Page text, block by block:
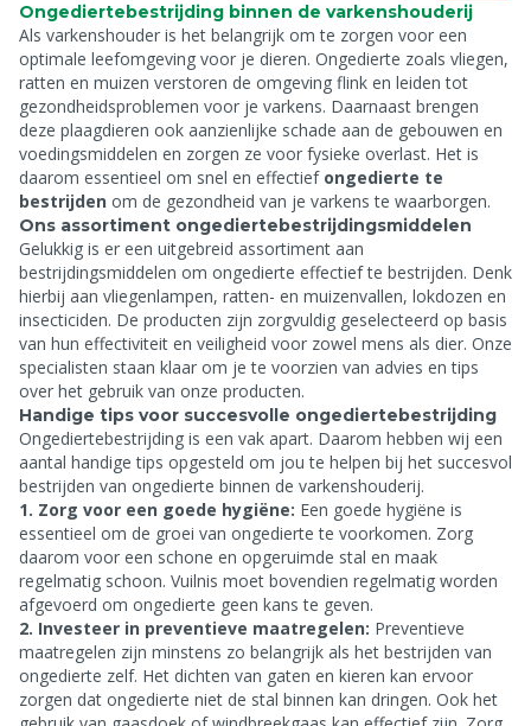
Ongediertebestrijding binnen de varkenshouderij
Als varkenshouder is het belangrijk om te zorgen voor een
optimale leefomgeving voor je dieren. Ongedierte zoals vliegen,
ratten en muizen verstoren de omgeving flink en leiden tot
gezondheidsproblemen voor je varkens. Daarnaast brengen
deze plaagdieren ook aanzienlijke schade aan de gebouwen en
voedingsmiddelen en zorgen ze voor fysieke overlast. Het is
daarom essentieel om snel en effectief ongedierte te
bestrijden om de gezondheid van je varkens te waarborgen.
Ons assortiment ongediertebestrijdingsmiddelen
Gelukkig is er een uitgebreid assortiment aan
bestrijdingsmiddelen om ongedierte effectief te bestrijden. Denk
hierbij aan vliegenlampen, ratten- en muizenvallen, lokdozen en
insecticiden. De producten zijn zorgvuldig geselecteerd op basis
van hun effectiviteit en veiligheid voor zowel mens als dier. Onze
specialisten staan klaar om je te voorzien van advies en tips
over het gebruik van onze producten.
Handige tips voor succesvolle ongediertebestrijding
Ongediertebestrijding is een vak apart. Daarom hebben wij een
aantal handige tips opgesteld om jou te helpen bij het succesvol
bestrijden van ongedierte binnen de varkenshouderij.
1. Zorg voor een goede hygiëne: Een goede hygiëne is
essentieel om de groei van ongedierte te voorkomen. Zorg
daarom voor een schone en opgeruimde stal en maak
regelmatig schoon. Vuilnis moet bovendien regelmatig worden
afgevoerd om ongedierte geen kans te geven.
2. Investeer in preventieve maatregelen: Preventieve
maatregelen zijn minstens zo belangrijk als het bestrijden van
ongedierte zelf. Het dichten van gaten en kieren kan ervoor
zorgen dat ongedierte niet de stal binnen kan dringen. Ook het